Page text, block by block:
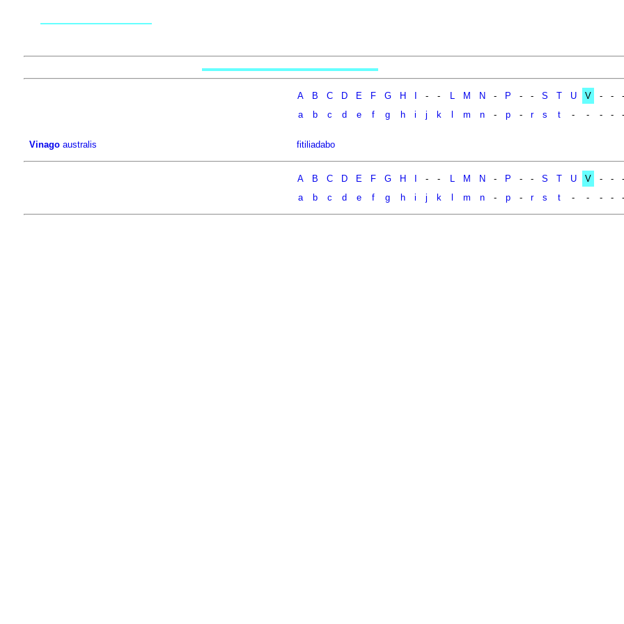
A B C D E F G H - - L M N - P - - S T U V - - -
a
b c d e f g h i j k m n - p - r s t - - - - -
Vinago australis fitiliadabo
A B C D E F G H - - L M N - P - - S T U V - - -
a
b c d e f g h i j k m n - p - r s t - - - - -